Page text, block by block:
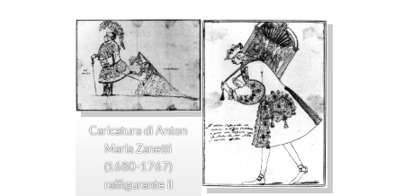
Caricatura di Anton
Maria Zanetti
(1680-1767)
raffigurante il